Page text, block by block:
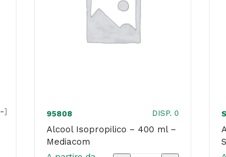
95808 DISP. 0
Alcool Isopropilico – 400 ml –
Mediacom
-]